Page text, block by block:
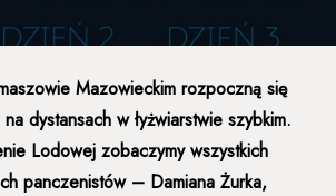
Mazowieckim rozpoczną się
dystansach w łyżwiarstwie szybkim.
Lodowej zobaczymy wszystkich
panczenistów – Damiana Żurka,